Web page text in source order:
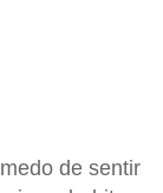
de sentir